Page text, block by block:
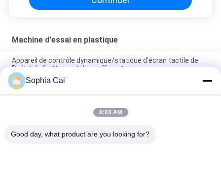
Machine d'essai en plastique
Appareil de contrôle dynamique/statique d'écran tactile de
Digital de frottement de coefficient
Coefficient d'ASTM D1894 COF de coefficient d'équipement
d'essai de frottement d'appareil de contrôle de frottement
Appareil de mesure de force de plan horizontal, équipement
Sophia Cai
8:03 AM
Good day, what product are you looking for?